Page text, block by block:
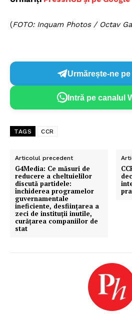
(FOTO: Inquam Photos / Octav
Urmărește-ne
Intră pe canalul
TAGS CCR
Articolul precedent
G4Media: Ce măsuri de
reducere a cheltuielilor
discută partidele:
închiderea programelor
guvernamentale
ineficiente, desființarea a
zeci de instituții inutile,
curățarea companiilor de
stat